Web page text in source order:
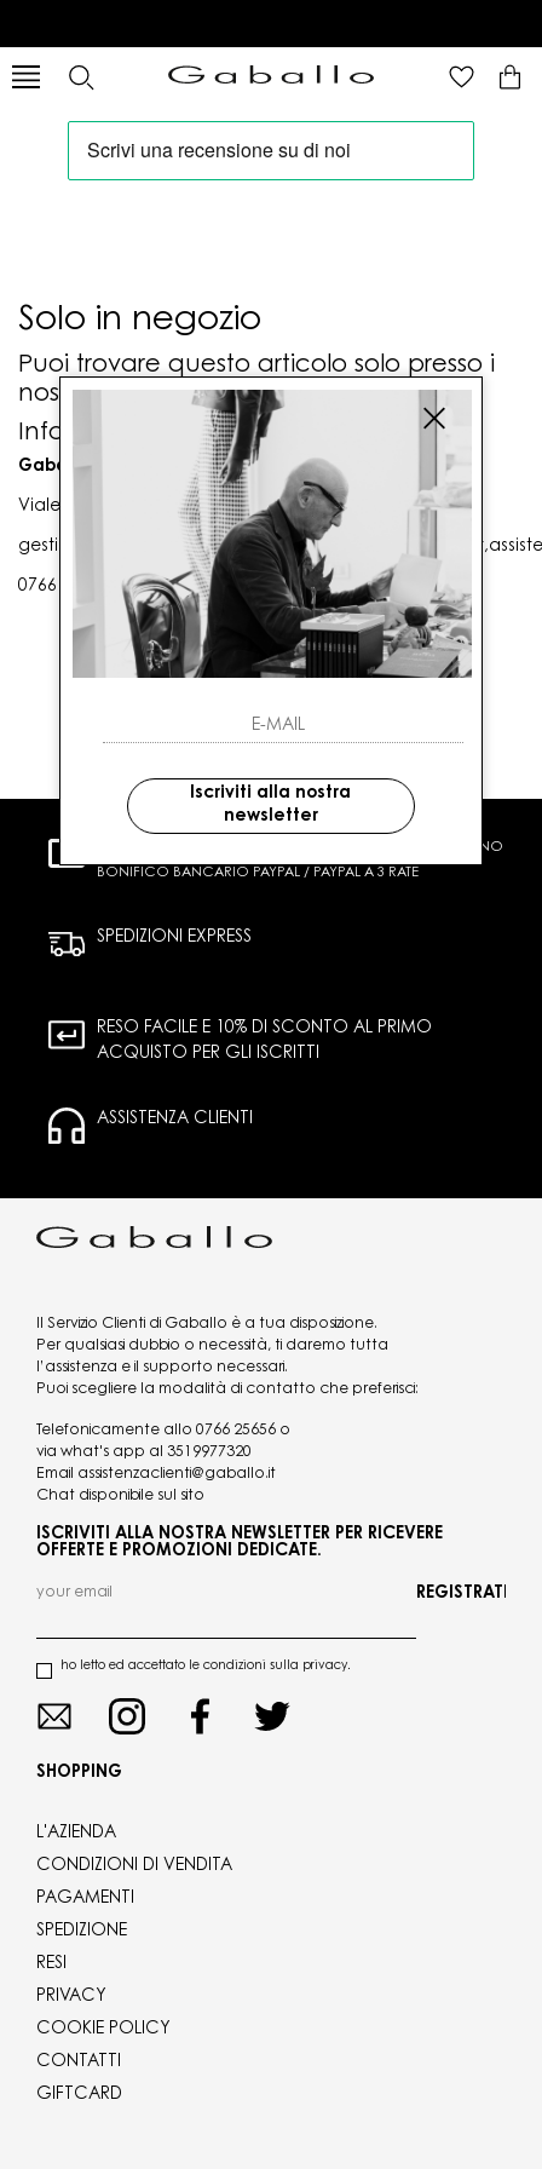
Solo in negozio
Puoi trovare questo articolo solo presso i
nostri punti vendita:
Info contatti
Gaballo Mario srl
Viale G. Matteotti n. 23 00053 Civitavecchia (RM)
0766 25656
CARTA DI CREDITO CONTRASSEGNO
BONIFICO BANCARIO PAYPAL / PAYPAL A 3 RATE
SPEDIZIONI EXPRESS
RESO FACILE E 10% DI SCONTO AL PRIMO
ACQUISTO PER GLI ISCRITTI
ASSISTENZA CLIENTI
Il Servizio Clienti di Gaballo è a tua disposizione.
Per qualsiasi dubbio o necessità, ti daremo tutta
l’assistenza e il supporto necessari.
Puoi scegliere la modalità di contatto che preferisci:
Telefonicamente allo 0766 25656 o
via what's app al 3519977320
Email assistenzaclienti@gaballo.it
Chat disponibile sul sito
ISCRIVITI ALLA NOSTRA NEWSLETTER PER RICEVERE
OFFERTE E PROMOZIONI DEDICATE.
ho letto ed accettato le condizioni sulla privacy.
REGISTRATI
SHOPPING
L'AZIENDA
CONDIZIONI DI VENDITA
PAGAMENTI
SPEDIZIONE
RESI
PRIVACY
COOKIE POLICY
CONTATTI
GIFTCARD
Iscriviti alla nostra
newsletter